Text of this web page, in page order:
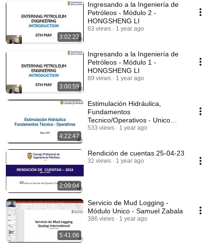
3:02:22
Ingresando a la Ingeniería de
Petróleos - Módulo 2 -
HONGSHENG LI
63 views 1 year ago
3:00:59
Ingresando a la Ingeniería de
Petróleos - Módulo 1 -
HONGSHENG LI
89 views 1 year ago
4:22:47
Estimulación Hidráulica,
Fundamentos
Tecnico/Operativos - Unico
módulo - Luis Anaya
533 views 1 year ago
2:09:04
Rendición de cuentas 25-04-23
32 views 1 year ago
5:41:06
Servicio de Mud Logging -
Módulo Unico - Samuel Zabala
386 views 1 year ago